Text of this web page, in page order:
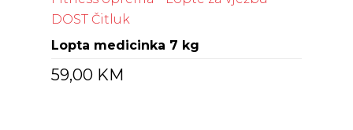
Lopta medicinka 7 kg
59,00 KM